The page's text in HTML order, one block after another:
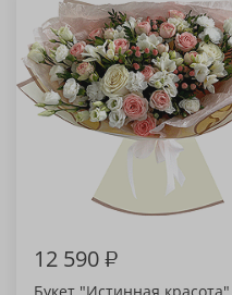
12 590₽